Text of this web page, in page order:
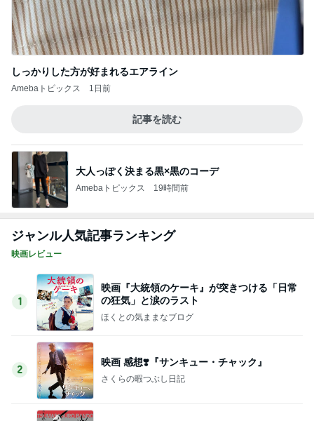
しっかりした方が好まれるエアライン
Amebaトピックス 1日前
記事を読む
大人っぽく決まる黒×黒のコーデ
Amebaトピックス 19時間前
ジャンル人気記事ランキング
映画レビュー
1
映画『大統領のケーキ』が突きつける「日常
の狂気」と涙のラスト
ほくとの気ままなブログ
2
映画 感想❣️『サンキュー・チャック』
さくらの暇つぶし日記